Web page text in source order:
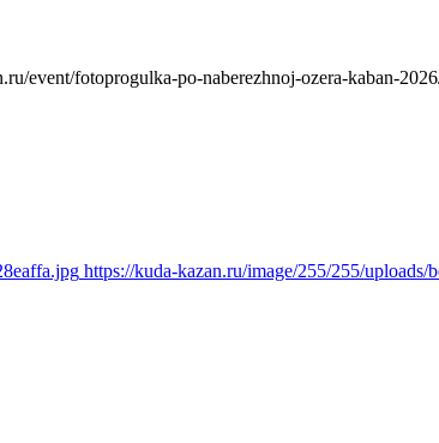
event/fotoprogulka-po-naberezhnoj-ozera-kaban-
https://kuda-kazan.ru/image/255/255/